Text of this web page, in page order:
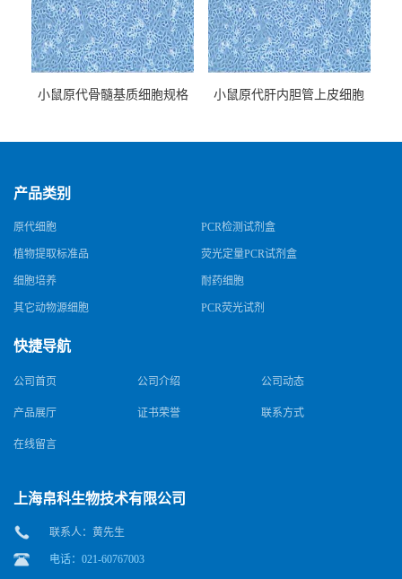
小鼠原代骨髓基质细胞规格
小鼠原代肝内胆管上皮细胞
产品类别
原代细胞 PCR检测试剂盒
植物提取标准品 荧光定量PCR试剂盒
细胞培养 耐药细胞
其它动物源细胞 PCR荧光试剂
快捷导航
公司首页 公司介绍 公司动态
产品展厅 证书荣誉 联系方式
在线留言
上海帛科生物技术有限公司
联系人：黄先生
电话：021-60767003